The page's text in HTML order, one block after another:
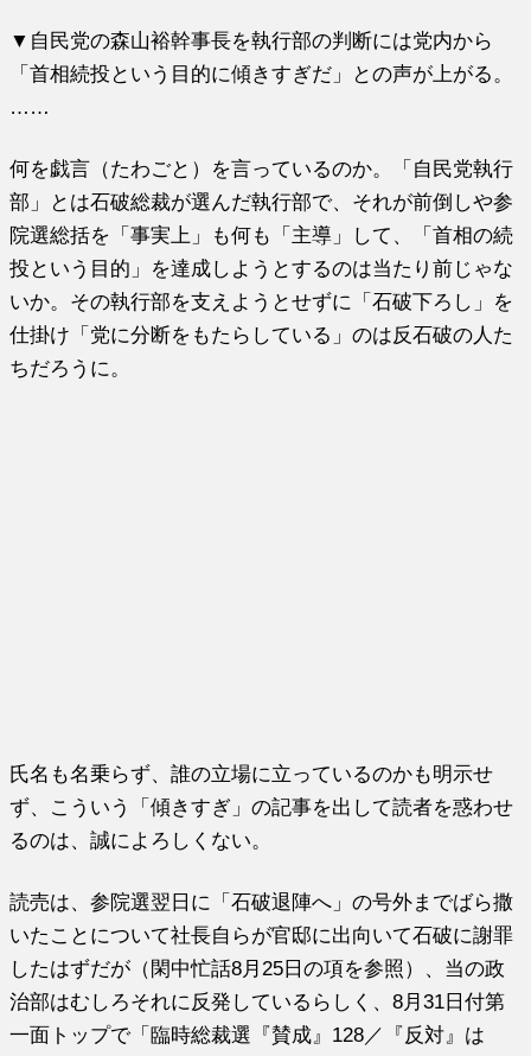
▼自民党の森山裕幹事長を執行部の判断には党内から
「首相続投という目的に傾きすぎだ」との声が上がる。
……
何を戯言（たわごと）を言っているのか。「自民党執行
部」とは石破総裁が選んだ執行部で、それが前倒しや参
院選総括を「事実上」も何も「主導」して、「首相の続
投という目的」を達成しようとするのは当たり前じゃな
いか。その執行部を支えようとせずに「石破下ろし」を
仕掛け「党に分断をもたらしている」のは反石破の人た
ちだろうに。
氏名も名乗らず、誰の立場に立っているのかも明示せ
ず、こういう「傾きすぎ」の記事を出して読者を惑わせ
るのは、誠によろしくない。
読売は、参院選翌日に「石破退陣へ」の号外までばら撒
いたことについて社長自らが官邸に出向いて石破に謝罪
したはずだが（閑中忙話8月25日の項を参照）、当の政
治部はむしろそれに反発しているらしく、8月31日付第
一面トップで「臨時総裁選『賛成』128／『反対』は